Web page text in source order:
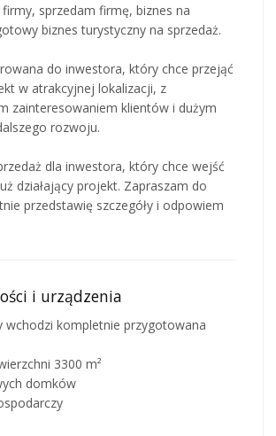
sprzedam firmę, biznes na
biznes turystyczny na sprzedaż.
do inwestora, który chce przejąć
w atrakcyjnej lokalizacji, z
zainteresowaniem klientów i dużym
rozwoju.
dla inwestora, który chce wejść
działający projekt. Zapraszam do
przedstawię szczegóły i odpowiem
i urządzenia
wchodzi kompletnie przygotowana
3300 m²
domków